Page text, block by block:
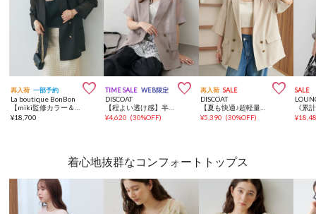
再入荷 一部予約 
La boutique BonBon
¥18,700
TIME SALE WEB限定 
DISCOAT
¥4,620 (30%OFF)
再入荷 SALE 
DISCOAT
【夏も快適♪超軽量◎】ライトテックリネン半袖シャツジャケット
¥5,390 (30%OFF)
SALE
¥
着心地抜群なコンフォートトップス